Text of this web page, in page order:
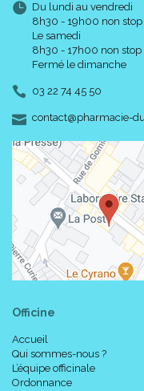
Du lundi au vendredi
8h30 - 19h00 non stop
Le samedi
8h30 - 17h00 non stop
Fermé le dimanche
03 22 74 45 50
contact-
@-
pharmacie-
Officine
Accueil
Qui sommes-nous ?
L’équipe officinale
Ordonnance